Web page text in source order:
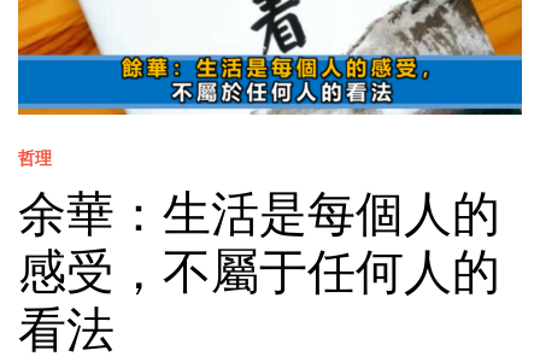
哲理
余華：生活是每個人的
感受，不屬于任何人的
看法